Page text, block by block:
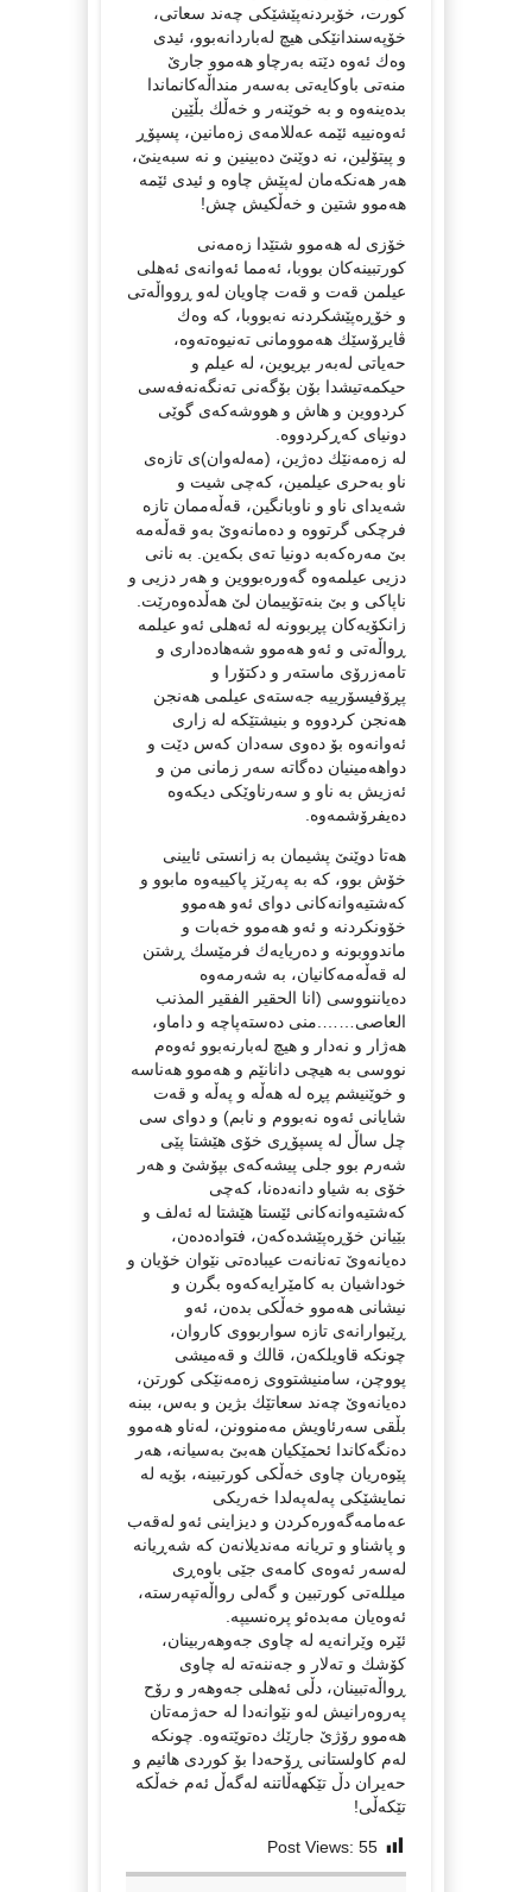
كورت، خۆبردنەپێشێكی چەند سعاتی،
خۆپەسندانێكی هیچ لەباردانەبوو، ئیدی
وەك ئەوە دێتە بەرچاو هەموو جارێ
منەتی باوكایەتی بەسەر منداڵەكانماندا
بدەینەوە و بە خوێنەر و خەڵك بڵێین
ئەوەنییە ئێمە عەللامەی زەمانین، پسپۆڕ
و پیتۆلین، نە دوێنێ دەبینین و نە سبەینێ،
هەر هەنكەمان لەپێش چاوە و ئیدی ئێمە
هەموو شتین و خەڵكیش چش!
خۆزی لە هەموو شتێدا زەمەنی
كورتبینەكان بووبا، ئەمما ئەوانەی ئەهلی
عیلمن قەت و قەت چاویان لەو ڕوواڵەتی
و خۆڕەپێشكردنە نەبووبا، كە وەك
ڤایرۆسێك هەموومانی تەنیوەتەوە،
حەیاتی لەبەر بڕیوین، لە عیلم و
حیكمەتیشدا بۆن بۆگەنی تەنگەنەفەسی
كردووین و هاش و هووشەكەی گوێی
دونیای كەڕكردووە.
لە زەمەنێك دەژین، (مەلەوان)ی تازەی
ناو بەحری عیلمین، كەچی شیت و
شەیدای ناو و ناوبانگین، قەڵەممان تازە
فرچكی گرتووە و دەمانەوێ بەو قەڵەمە
بێ مەرەكەبە دونیا تەی بكەین. بە نانی
دزیی عیلمەوە گەورەبووین و هەر دزیی و
ناپاكی و بێ بنەتۆییمان لێ هەڵدەوەرێت.
زانكۆیەكان پڕبوونە لە ئەهلی ئەو عیلمە
ڕواڵەتی و ئەو هەموو شەهادەداری و
تامەزرۆی ماستەر و دكتۆرا و
پڕۆفیسۆرییە جەستەی عیلمی هەنجن
هەنجن كردووە و بنیشتێكە لە زاری
ئەوانەوە بۆ دەوی سەدان كەس دێت و
دواهەمینیان دەگاتە سەر زمانی من و
ئەزیش بە ناو و سەرناوێكی دیكەوە
دەیفرۆشمەوە.
هەتا دوێنێ پشیمان بە زانستی ئایینی
خۆش بوو، كە بە پەرێز پاكییەوە مابوو و
كەشتیەوانەكانی دوای ئەو هەموو
خۆونكردنە و ئەو هەموو خەبات و
ماندووبونە و دەریایەك فرمێسك ڕشتن
لە قەڵەمەكانیان، بە شەرمەوە
دەیاننووسی (انا الحقیر الفقیر المذنب
العاصی…….منی دەستەپاچە و داماو،
هەژار و نەدار و هیچ لەبارنەبوو ئەوەم
نووسی بە هیچی دانانێم و هەموو هەناسە
و خوێنیشم پڕە لە هەڵە و پەڵە و قەت
شایانی ئەوە نەبووم و نابم) و دوای سی
چل ساڵ لە پسپۆڕی خۆی هێشتا پێی
شەرم بوو جلی پیشەكەی بپۆشێ و هەر
خۆی بە شیاو دانەدەنا، كەچی
كەشتیەوانەكانی ئێستا هێشتا لە ئەلف و
بێیانن خۆڕەپێشدەكەن، فتوادەدەن،
دەیانەوێ تەنانەت عیبادەتی نێوان خۆیان و
خوداشیان بە كامێرایەكەوە بگرن و
نیشانی هەموو خەڵكی بدەن، ئەو
ڕێبوارانەی تازە سواربووی كاروان،
چونكە قاویلكەن، قالك و قەمیشی
پووچن، سامنیشتووی زەمەنێكی كورتن،
دەیانەوێ چەند سعاتێك بژین و بەس، ببنە
بڵقی سەرئاویش مەمنوونن، لەناو هەموو
دەنگەكاندا ئحمێكیان هەبێ بەسیانە، هەر
پێوەریان چاوی خەڵكی كورتبینە، بۆیە لە
نمایشێكی پەلەپەلدا خەریكی
عەمامەگەورەكردن و دیزاینی ئەو لەقەب
و پاشناو و تریانە مەندیلانەن كە شەڕیانە
لەسەر ئەوەی كامەی جێی باوەڕی
میللەتی كورتبین و گەلی رواڵەتپەرستە،
ئەوەیان مەبدەئو پرەنسیپە.
ئێرە وێرانەیە لە چاوی جەوهەربینان،
كۆشك و تەلار و جەننەتە لە چاوی
ڕواڵەتبینان، دڵی ئەهلی جەوهەر و رۆح
پەروەرانیش لەو نێوانەدا لە حەژمەتان
هەموو رۆژێ جارێك دەتوێتەوە. چونكە
لەم كاولستانی ڕۆحەدا بۆ كوردی هائیم و
حه‌یران دڵ تێكهەڵاتنە لەگەڵ ئەم خەڵكە
تێكەڵی!
Post Views: 55